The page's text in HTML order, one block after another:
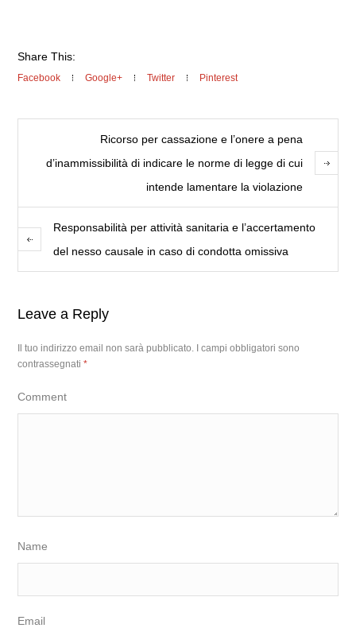
Share This:
Facebook Google+ Twitter Pinterest
Ricorso per cassazione e l’onere a pena
d’inammissibilità di indicare le norme di legge di cui
intende lamentare la violazione
Responsabilità per attività sanitaria e l’accertamento
del nesso causale in caso di condotta omissiva
Leave a Reply
Il tuo indirizzo email non sarà pubblicato.
I campi obbligatori sono
contrassegnati*
Comment
Name
Email